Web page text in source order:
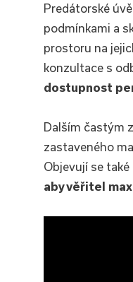
Predátorské
podmínkami a
prostoru na
konzultace s
dostupnost
Dalším častým
zastaveného
Objevují se
aby věřitel